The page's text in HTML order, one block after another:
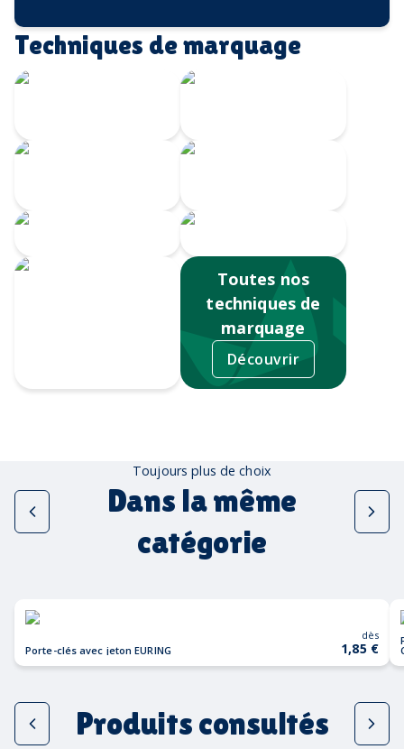
Techniques de marquage
Toutes nos
techniques de
marquage
Découvrir
Toujours plus de choix
Dans la même
catégorie
Porte-clés avec jeton EURING
dès
1,85 €
Produits consultés